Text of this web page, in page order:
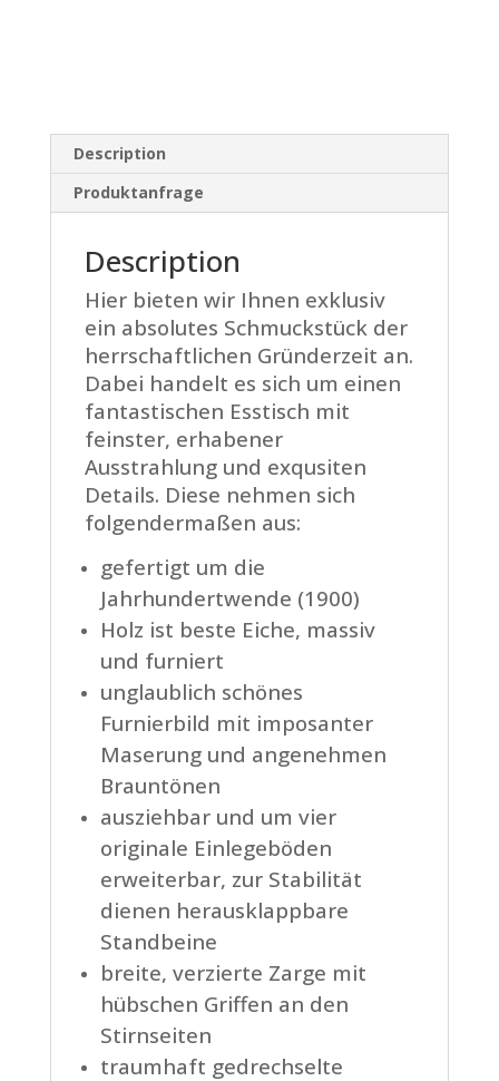
Description
Produktanfrage
Description
Hier bieten wir Ihnen exklusiv
ein absolutes Schmuckstück der
herrschaftlichen Gründerzeit an.
Dabei handelt es sich um einen
fantastischen Esstisch mit
feinster, erhabener
Ausstrahlung und exqusiten
Details. Diese nehmen sich
folgendermaßen aus:
gefertigt um die
Jahrhundertwende (1900)
Holz ist beste Eiche, massiv
und furniert
unglaublich schönes
Furnierbild mit imposanter
Maserung und angenehmen
Brauntönen
ausziehbar und um vier
originale Einlegeböden
erweiterbar, zur Stabilität
dienen herausklappbare
Standbeine
breite, verzierte Zarge mit
hübschen Griffen an den
Stirnseiten
traumhaft gedrechselte